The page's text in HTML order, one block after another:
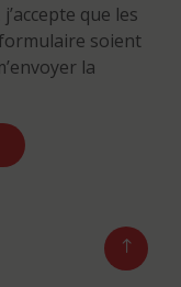
que les
soient
la